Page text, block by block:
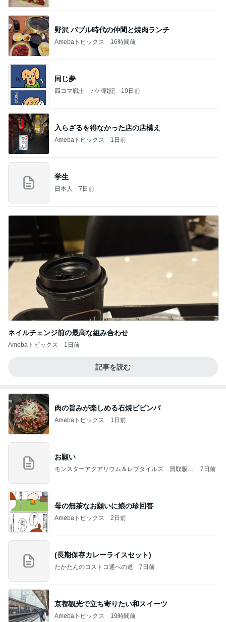
野沢 バブル時代の仲間と焼肉ランチ
Amebaトピックス 16時間前
同じ夢
四コマ戦士 パパ戦記 10日前
入らざるを得なかった店の店構え
Amebaトピックス 1日前
学生
日本人 7日前
ネイルチェンジ前の最高な組み合わせ
Amebaトピックス 1日前
記事を読む
肉の旨みが楽しめる石焼ビビンバ
Amebaトピックス 1日前
お願い
モンスターアクアリウム＆レプタイルズ 買取販売
7日前
母の無茶なお願いに娘の珍回答
Amebaトピックス 2日前
(長期保存カレーライスセット)
たかたんのコストコ通への道 7日前
京都観光で立ち寄りたい和スイーツ
Amebaトピックス 19時間前